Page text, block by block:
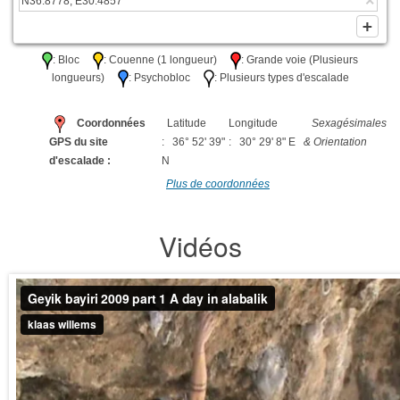
: Bloc : Couenne (1 longueur)
: Grande voie (Plusieurs
longueurs)
: Psychobloc : Plusieurs types d'escalade
Coordonnées
GPS du site
d'escalade :
Latitude
: 36° 52' 39"
N
Longitude
: 30° 29' 8" E
Sexagésimales
& Orientation
Plus de coordonnées
Vidéos